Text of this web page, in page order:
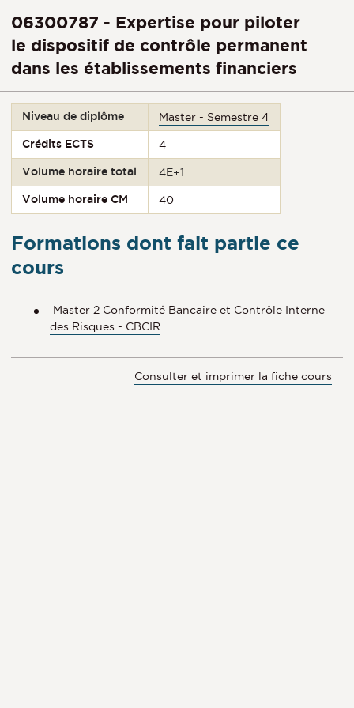
06300787 - Expertise pour piloter
le dispositif de contrôle permanent
dans les établissements financiers
Niveau de diplôme Master - Semestre 4
Crédits ECTS 4
Volume horaire total 4E+1
Volume horaire CM 40
Formations dont fait partie ce
cours
Master 2 Conformité Bancaire et Contrôle Interne
des Risques - CBCIR
Consulter et imprimer la fiche cours